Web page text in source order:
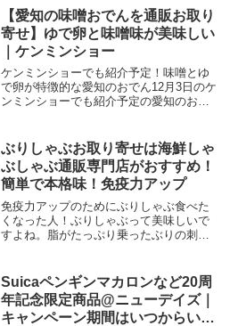
いと思います。鎌倉でおいもスイーツと
いえば金糸雀 この投稿を...
【愛知の味噌おでんを通販お取り
寄せ】ゆで卵と味噌味が美味しい
｜ケンミンショー
ケンミンショーでも紹介予定！味噌とゆ
で卵が特徴的な愛知のおでん12月3日のケ
ンミンショーでも紹介予定の愛知のおで
で煮込む「味噌おでん」が有名です。そ
して中には定番の大根...
ぶりしゃぶお取り寄せは海鮮しゃ
ぶしゃぶ通販専門店がおすすめ！
簡単で本格味！免疫力アップ
免疫力アップのためにぶりしゃぶ食べた
くなった人！ぶりしゃぶって美味しいで
すよね。脂がたっぷり乗ったぶりの刺身
鍋料理です。その上免疫力アップ効果も
あり、おすすめです。番組...
Suicaペンギンマカロンなど20周
年記念限定商品@ニューデイズ｜
キャンペーン期間はいつからいつ